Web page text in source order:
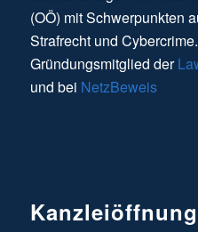
(OÖ) mit Schwerpunkten
Strafrecht und
Gründungsmitglied der
und bei NetzBeweis